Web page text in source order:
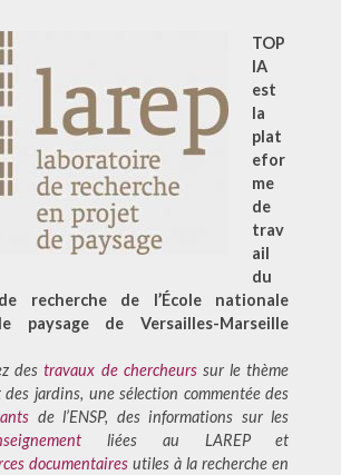
TOP
IA
est
la
plat
efor
me
de
trav
ail
du
recherche de l’École nationale
paysage de Versailles-Marseille
destravaux de chercheurssur le thème
des jardins, une sélection commentée des
de l’ENSP, des informations sur les
liées au LAREP et
documentairesutiles à la recherche en